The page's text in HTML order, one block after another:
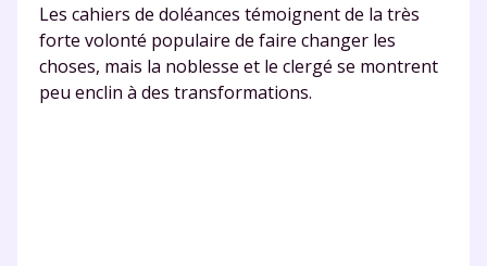
Les cahiers de doléances témoignent de la très
forte volonté populaire de faire changer les
choses, mais la noblesse et le clergé se montrent
peu enclin à des transformations.
Envie de progresser
et de réussir votre